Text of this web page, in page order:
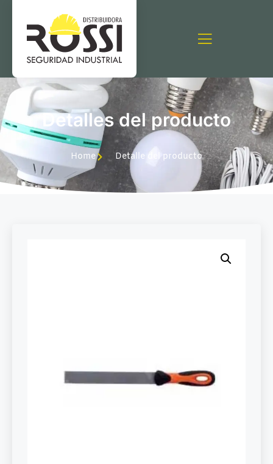
Detalles del producto
Home Detalle del producto